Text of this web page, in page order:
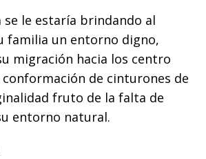
se le estaría brindando al
familia un entorno digno,
migración hacia los centro
de cinturones de
fruto de la falta de
entorno natural.